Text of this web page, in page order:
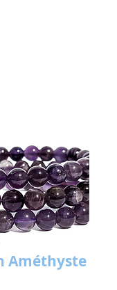
Améthyste